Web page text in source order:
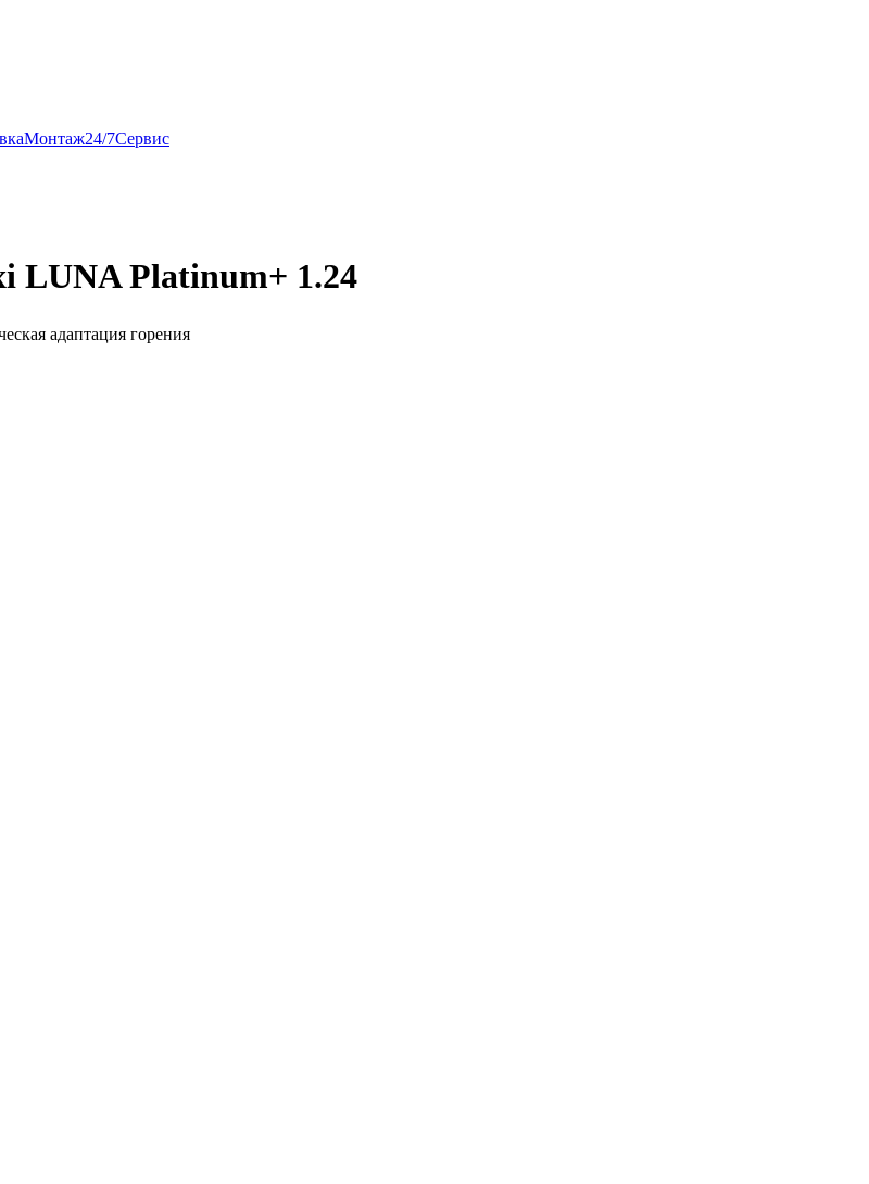
Монтаж24/7Сервис
LUNA Platinum+ 1.24
адаптация горения